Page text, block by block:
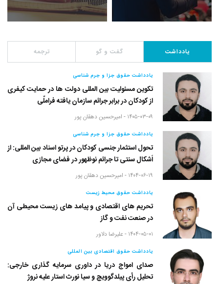
یادداشت گفت و گو ترجمه
یادداشت حقوق جزا و جرم شناسی
تکوین مسئولیت بین المللی دولت ها در حمایت کیفری
از کودکان در برابر جرائم سازمان یافته فراملّی
۱۴۰۵-۰۳-۰۹ - امیرحسین دهقان پور
یادداشت حقوق جزا و جرم شناسی
تحول استثمار جنسی کودکان در پرتو اسناد بین المللی: از
اَشکال سنتی تا جرائم نوظهور در فضای مجازی
۱۴۰۴-۰۶-۱۹ - امیرحسین دهقان پور
یادداشت حقوق محیط زیست
تحریم های اقتصادی و پیامد های زیست محیطی آن
در صنعت نفت و گاز
۱۴۰۴-۰۵-۰۱ - علیرضا دلاور
یادداشت حقوق اقتصادی بین المللی
صدای امواج دریا در داوری سرمایه گذاری خارجی:
تحلیل رأی پیلدگوویچ و سیا نورث استار علیه نروژ